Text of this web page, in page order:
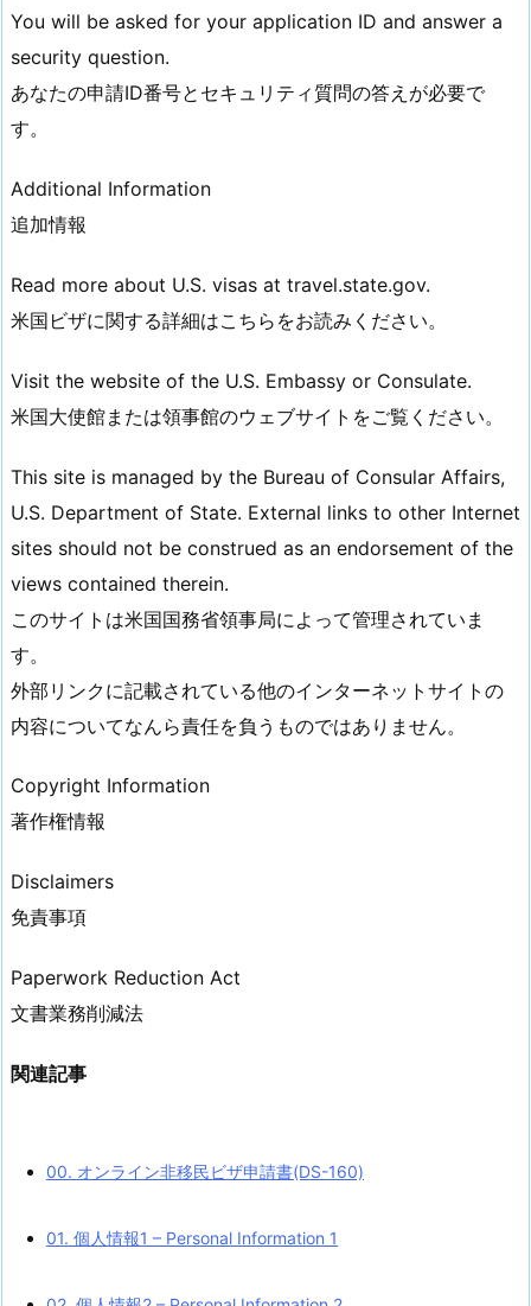
You will be asked for your application ID and answer a
security question.
あなたの申請ID番号とセキュリティ質問の答えが必要で
す。
Additional Information
追加情報
Read more about U.S. visas at travel.state.gov.
米国ビザに関する詳細はこちらをお読みください。
Visit the website of the U.S. Embassy or Consulate.
米国大使館または領事館のウェブサイトをご覧ください。
This site is managed by the Bureau of Consular Affairs,
U.S. Department of State. External links to other Internet
sites should not be construed as an endorsement of the
views contained therein.
このサイトは米国国務省領事局によって管理されていま
す。
外部リンクに記載されている他のインターネットサイトの
内容についてなんら責任を負うものではありません。
Copyright Information
著作権情報
Disclaimers
免責事項
Paperwork Reduction Act
文書業務削減法
関連記事
00. オンライン非移民ビザ申請書(DS-160)
01. 個人情報1 – Personal Information 1